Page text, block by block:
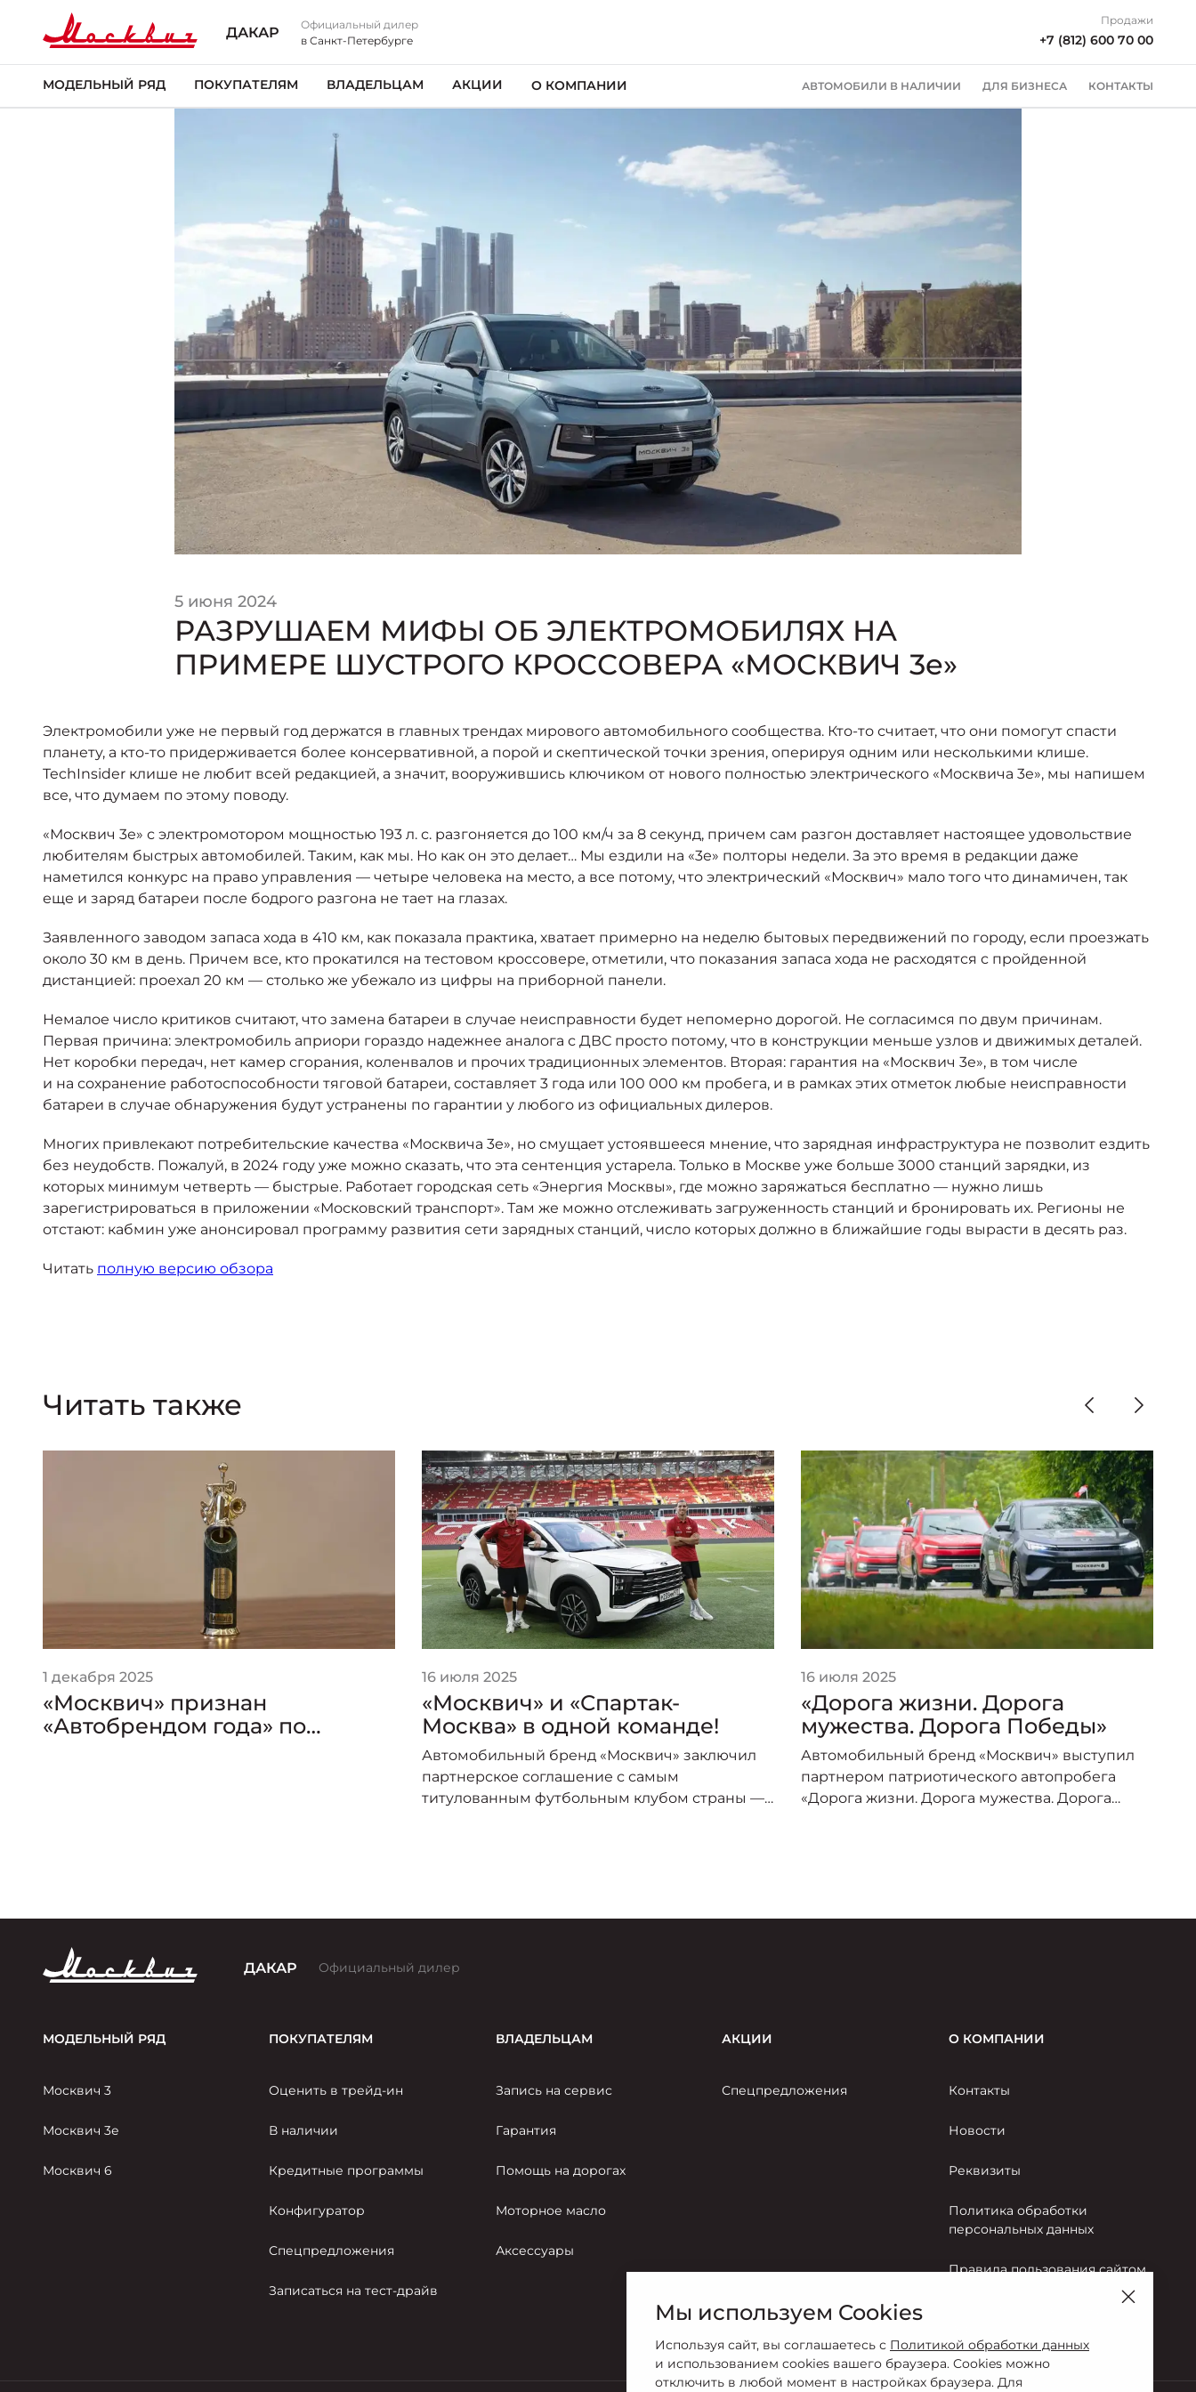
ДАКАР
Официальный дилер
в Санкт-Петербурге
Продажи
+7 (812) 600 70 00
МОДЕЛЬНЫЙ РЯД ПОКУПАТЕЛЯМ ВЛАДЕЛЬЦАМ АКЦИИ О КОМПАНИИ АВТОМОБИЛИ В НАЛИЧИИ ДЛЯ БИЗНЕСА КОНТАКТЫ
5 июня 2024
РАЗРУШАЕМ МИФЫ ОБ ЭЛЕКТРОМОБИЛЯХ НА
ПРИМЕРЕ ШУСТРОГО КРОССОВЕРА «МОСКВИЧ 3е»
Электромобили уже не первый год держатся в главных трендах мирового автомобильного сообщества. Кто-то считает, что они помогут спасти
планету, а кто-то придерживается более консервативной, а порой и скептической точки зрения, оперируя одним или несколькими клише.
TechInsider клише не любит всей редакцией, а значит, вооружившись ключиком от нового полностью электрического «Москвича 3е», мы напишем
все, что думаем по этому поводу.
«Москвич 3е» с электромотором мощностью 193 л. с. разгоняется до 100 км/ч за 8 секунд, причем сам разгон доставляет настоящее удовольствие
любителям быстрых автомобилей. Таким, как мы. Но как он это делает… Мы ездили на «3е» полторы недели. За это время в редакции даже
наметился конкурс на право управления — четыре человека на место, а все потому, что электрический «Москвич» мало того что динамичен, так
еще и заряд батареи после бодрого разгона не тает на глазах.
Заявленного заводом запаса хода в 410 км, как показала практика, хватает примерно на неделю бытовых передвижений по городу, если проезжать
около 30 км в день. Причем все, кто прокатился на тестовом кроссовере, отметили, что показания запаса хода не расходятся с пройденной
дистанцией: проехал 20 км — столько же убежало из цифры на приборной панели.
Немалое число критиков считают, что замена батареи в случае неисправности будет непомерно дорогой. Не согласимся по двум причинам.
Первая причина: электромобиль априори гораздо надежнее аналога с ДВС просто потому, что в конструкции меньше узлов и движимых деталей.
Нет коробки передач, нет камер сгорания, коленвалов и прочих традиционных элементов. Вторая: гарантия на «Москвич 3е», в том числе
и на сохранение работоспособности тяговой батареи, составляет 3 года или 100 000 км пробега, и в рамках этих отметок любые неисправности
батареи в случае обнаружения будут устранены по гарантии у любого из официальных дилеров.
Многих привлекают потребительские качества «Москвича 3е», но смущает устоявшееся мнение, что зарядная инфраструктура не позволит ездить
без неудобств. Пожалуй, в 2024 году уже можно сказать, что эта сентенция устарела. Только в Москве уже больше 3000 станций зарядки, из
которых минимум четверть — быстрые. Работает городская сеть «Энергия Москвы», где можно заряжаться бесплатно — нужно лишь
зарегистрироваться в приложении «Московский транспорт». Там же можно отслеживать загруженность станций и бронировать их. Регионы не
отстают: кабмин уже анонсировал программу развития сети зарядных станций, число которых должно в ближайшие годы вырасти в десять раз.
Читать полную версию обзора
Читать также
1 декабря 2025
«Москвич» признан
«Автобрендом года» по
16 июля 2025
«Москвич» и «Спартак-
Москва» в одной команде!
Автомобильный бренд «Москвич» заключил
партнерское соглашение с самым
титулованным футбольным клубом страны —
16 июля 2025
«Дорога жизни. Дорога
мужества. Дорога Победы»
Автомобильный бренд «Москвич» выступил
партнером патриотического автопробега
«Дорога жизни. Дорога мужества. Дорога
ДАКАР Официальный дилер
МОДЕЛЬНЫЙ РЯД
Москвич 3
Москвич 3е
Москвич 6
ПОКУПАТЕЛЯМ
Оценить в трейд-ин
В наличии
Кредитные программы
Конфигуратор
Спецпредложения
Записаться на тест-драйв
ВЛАДЕЛЬЦАМ
Запись на сервис
Гарантия
Помощь на дорогах
Моторное масло
Аксессуары
АКЦИИ
Спецпредложения
О КОМПАНИИ
Контакты
Новости
Реквизиты
Политика обработки
персональных данных
Правила пользования сайтом
Мы используем Cookies
Используя сайт, вы соглашаетесь с Политикой обработки данных
и использованием cookies вашего браузера. Cookies можно
отключить в любой момент в настройках браузера. Для